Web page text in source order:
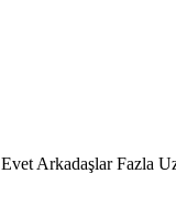
Evet Arkadaşlar Fazla